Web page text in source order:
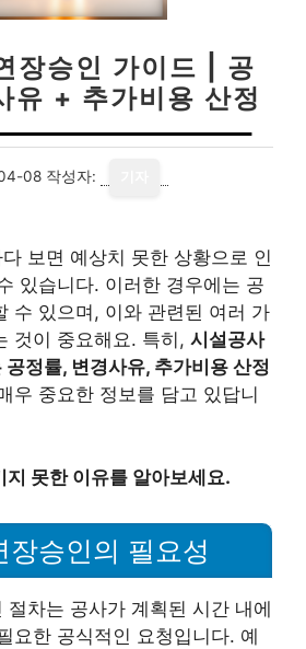
장승인 가이드 | 공
유 + 추가비용 산정
08 작성자:
보면 예상치 못한 상황으로 인
있습니다. 이러한 경우에는 공
수 있으며, 이와 관련된 여러 가
것이 중요해요. 특히, 시설공사
정률, 변경사유, 추가비용 산정
우 중요한 정보를 담고 있답니
지 못한 이유를 알아보세요.
장승인의 필요성
절차는 공사가 계획된 시간 내에
요한 공식적인 요청입니다. 예